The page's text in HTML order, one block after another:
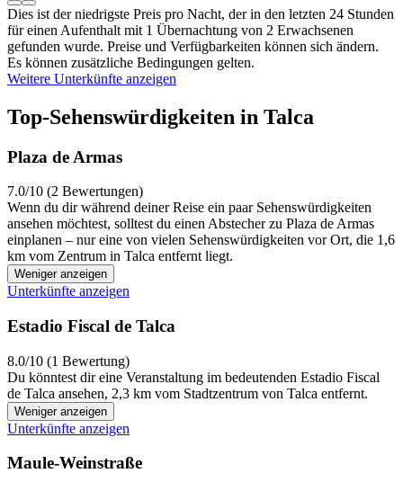
Dies ist der niedrigste Preis pro Nacht, der in den letzten 24 Stunden
für einen Aufenthalt mit 1 Übernachtung von 2 Erwachsenen
gefunden wurde. Preise und Verfügbarkeiten können sich ändern.
Es können zusätzliche Bedingungen gelten.
Weitere Unterkünfte anzeigen
Top-Sehenswürdigkeiten in Talca
Plaza de Armas
7.0/10 (2 Bewertungen)
Wenn du dir während deiner Reise ein paar Sehenswürdigkeiten
ansehen möchtest, solltest du einen Abstecher zu Plaza de Armas
einplanen – nur eine von vielen Sehenswürdigkeiten vor Ort, die 1,6
km vom Zentrum in Talca entfernt liegt.
Weniger anzeigen
Unterkünfte anzeigen
Estadio Fiscal de Talca
8.0/10 (1 Bewertung)
Du könntest dir eine Veranstaltung im bedeutenden Estadio Fiscal
de Talca ansehen, 2,3 km vom Stadtzentrum von Talca entfernt.
Weniger anzeigen
Unterkünfte anzeigen
Maule-Weinstraße